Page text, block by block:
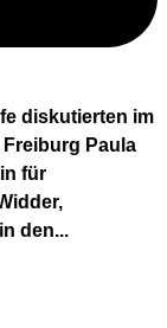
diskutierten im
Paula
für
den...